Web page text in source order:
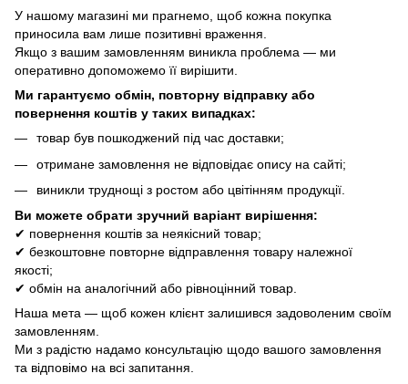
У нашому магазині ми прагнемо, щоб кожна покупка
приносила вам лише позитивні враження.
Якщо з вашим замовленням виникла проблема — ми
оперативно допоможемо її вирішити.
Ми гарантуємо обмін, повторну відправку або
повернення коштів у таких випадках:
товар був пошкоджений під час доставки;
отримане замовлення не відповідає опису на сайті;
виникли труднощі з ростом або цвітінням продукції.
Ви можете обрати зручний варіант вирішення:
✔ повернення коштів за неякісний товар;
✔ безкоштовне повторне відправлення товару належної
якості;
✔ обмін на аналогічний або рівноцінний товар.
Наша мета — щоб кожен клієнт залишився задоволеним своїм
замовленням.
Ми з радістю надамо консультацію щодо вашого замовлення
та відповімо на всі запитання.